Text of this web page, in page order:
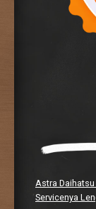
Astra
Servicenya